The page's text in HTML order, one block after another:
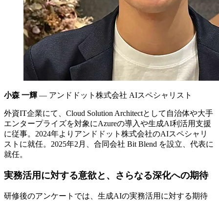
小森 一輝 ― アンドドット株式会社 AIスペシャリスト
外資IT企業にて、Cloud Solution Architectとして自治体や大手
エンタープライズを対象にAzureの導入や生成AI利活用支援
に従事。2024年よりアンドドット株式会社のAIスペシャリ
ストに就任。2025年2月、合同会社 Bit Blend を設立、代表に
就任。
実務活用に対する意欲と、さらなる深化への期待
研修後のアンケートでは、生成AIの実務活用に対する期待